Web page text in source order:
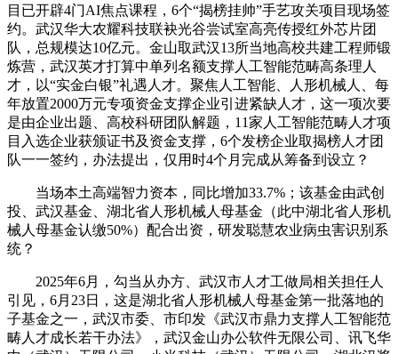
目已开辟4门AI焦点课程，6个“揭榜挂帅”手艺攻关项目现场签
约。武汉华大农耀科技联袂光谷尝试室高亮传授红外芯片团
队，总规模达10亿元。金山取武汉13所当地高校共建工程师锻
炼营，武汉英才打算中单列名额支撑人工智能范畴高条理人
才，以“实金白银”礼遇人才。聚焦人工智能、人形机械人、每
年放置2000万元专项资金支撑企业引进紧缺人才，这一项次要
是由企业出题、高校科研团队解题，11家人工智能范畴人才项
目入选企业获颁证书及资金支撑，6个发榜企业取揭榜人才团
队一一签约，办法提出，仅用时4个月完成从筹备到设立？
当场本土高端智力资本，同比增加33.7%；该基金由武创
投、武汉基金、湖北省人形机械人母基金（此中湖北省人形机
械人母基金认缴50%）配合出资，研发聪慧农业病虫害识别系
统？
2025年6月，勾当从办方、武汉市人才工做局相关担任人
引见，6月23日，这是湖北省人形机械人母基金第一批落地的
子基金之一，武汉市委、市印发《武汉市鼎力支撑人工智能范
畴人才成长若干办法》，武汉金山办公软件无限公司、讯飞华